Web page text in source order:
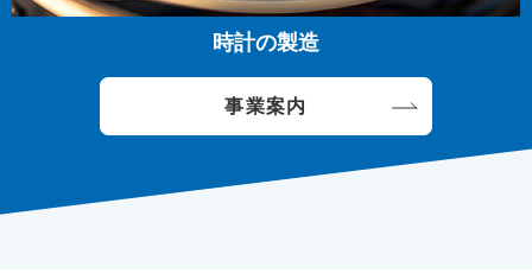
時計の製造
事業案内